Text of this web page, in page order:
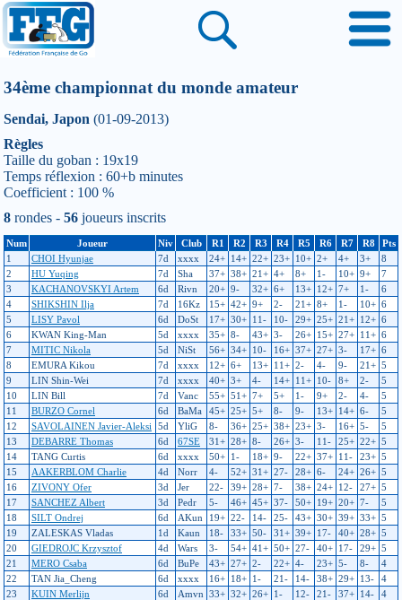
34ème championnat du monde amateur
Sendai, Japon (01-09-2013)
Règles
Taille du goban : 19x19
Temps réflexion : 60+b minutes
Coefficient : 100 %
8 rondes - 56 joueurs inscrits
Num Joueur Niv Club R1 R2 R3 R4 R5 R6 R7 R8
Pts
1
CHOI Hyunjae 7d xxxx 24+ 14+ 22+ 23+ 10+ 2+ 4+ 3+
8
2
HU Yuqing 7d Sha 37+ 38+ 21+ 4+ 8+ 1- 10+ 9+
7
3
KACHANOVSKYI Artem 6d Rivn 20+ 9- 32+ 6+ 13+ 12+ 7+ 1-
6
4
SHIKSHIN Ilja 7d 16Kz 15+ 42+ 9+ 2- 21+ 8+ 1- 10+ 6
5
LISY Pavol 6d DoSt 17+ 30+ 11- 10- 29+ 25+ 21+ 12+ 6
6
KWAN King-Man 5d xxxx 35+ 8- 43+ 3- 26+ 15+ 27+ 11+ 6
7
MITIC Nikola 5d NiSt 56+ 34+ 10- 16+ 37+ 27+ 3- 17+ 6
8
EMURA Kikou 7d xxxx 12+ 6+ 13+ 11+ 2- 4- 9- 21+ 5
9
LIN Shin-Wei 7d xxxx 40+ 3+ 4- 14+ 11+ 10- 8+ 2-
5
10
LIN Bill 7d Vanc 55+ 51+ 7+ 5+ 1- 9+ 2- 4-
5
11
BURZO Cornel 6d BaMa 45+ 25+ 5+ 8- 9- 13+ 14+ 6-
5
12
SAVOLAINEN Javier-Aleksi 5d YliG 8- 36+ 25+ 38+ 23+ 3- 16+ 5-
5
13
DEBARRE Thomas 6d 67SE 31+ 28+ 8- 26+ 3- 11- 25+ 22+ 5
14
TANG Curtis 6d xxxx 50+ 1- 18+ 9- 22+ 37+ 11- 23+ 5
15
AAKERBLOM Charlie 4d Norr 4- 52+ 31+ 27- 28+ 6- 24+ 26+ 5
16
ZIVONY Ofer 3d Jer 22- 39+ 28+ 7- 38+ 24+ 12- 27+ 5
17
SANCHEZ Albert 3d Pedr 5- 46+ 45+ 37- 50+ 19+ 20+ 7-
5
18
SILT Ondrej 6d AKun 19+ 22- 14- 25- 43+ 30+ 39+ 33+ 5
19
ZALESKAS Vladas 1d Kaun 18- 33+ 50- 31+ 39+ 17- 40+ 28+ 5
20
GIEDROJC Krzysztof 4d Wars 3- 54+ 41+ 50+ 27- 40+ 17- 29+ 5
21
MERO Csaba 6d BuPe 43+ 27+ 2- 22+ 4- 23+ 5- 8-
4
22
TAN Jia_Cheng 6d xxxx 16+ 18+ 1- 21- 14- 38+ 29+ 13-
4
23
KUIN Merlijn 6d Amvn 33+ 32+ 26+ 1- 12- 21- 37+ 14-
4